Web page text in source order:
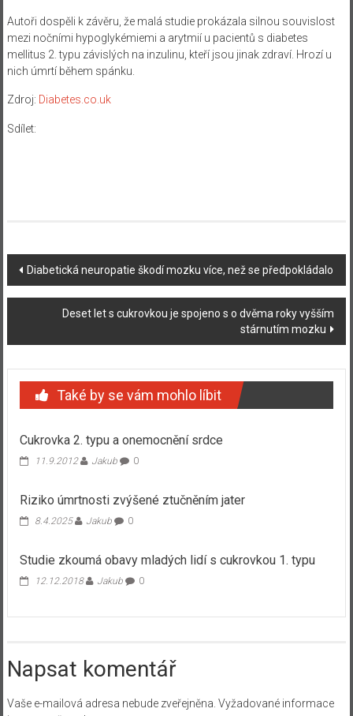
Autoři dospěli k závěru, že malá studie prokázala silnou souvislost
mezi nočními hypoglykémiemi a arytmií u pacientů s diabetes
mellitus 2. typu závislých na inzulinu, kteří jsou jinak zdraví. Hrozí u
nich úmrtí během spánku
Zdroj: Diabetes.co.uk
Sdílet:
Navigace
příspěvku
Diabetická neuropatie škodí mozku více, než se předpokládalo
Deset let s cukrovkou je spojeno s o dvěma roky vyšším
stárnutím mozku
Také by se vám mohlo líbit
Cukrovka 2. typu a onemocnění srdce
11.9.2012 Jakub 0
Riziko úmrtnosti zvýšené ztučněním jater
8.4.2025 Jakub 0
Studie zkoumá obavy mladých lidí s cukrovkou 1. typu
12.12.2018 Jakub 0
Napsat komentář
Vaše e-mailová adresa nebude zveřejněna. Vyžadované informace